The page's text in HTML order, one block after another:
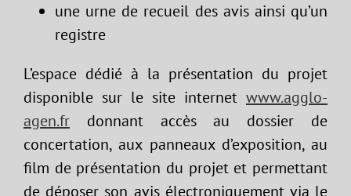
une urne de recueil des avis ainsi qu’un
registre
L’espace dédié à la présentation du projet
disponible sur le site internet www.agglo-
agen.fr
donnant accès au dossier de
concertation, aux panneaux d’exposition, au
film de présentation du projet et permettant
de déposer son avis électroniquement via le